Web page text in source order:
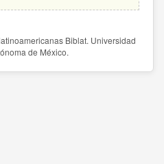
Biblat. Universidad
de México.